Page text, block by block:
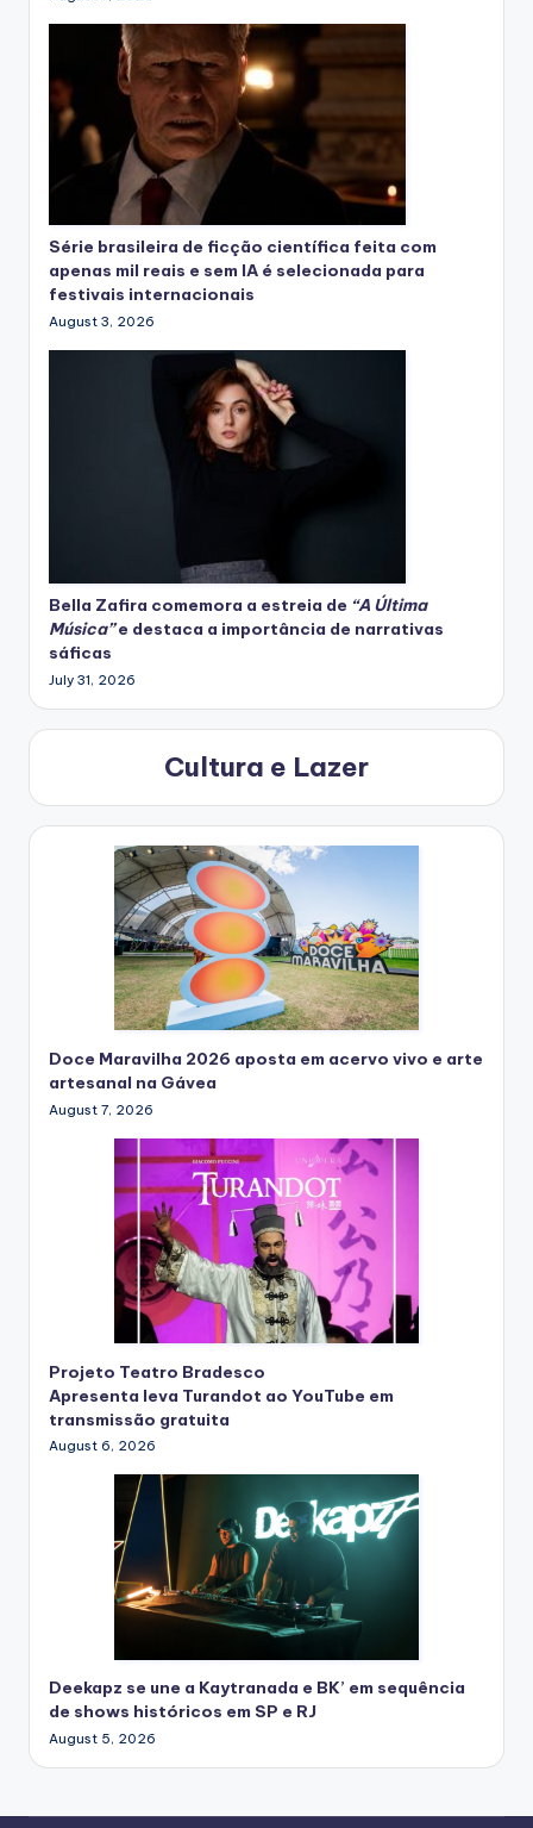
Série brasileira de ficção científica feita com
apenas mil reais e sem IA é selecionada para
festivais internacionais
August 3, 2026
Bella Zafira comemora a estreia de “A Última
Música”e destaca a importância de narrativas
sáficas
July 31, 2026
Cultura e Lazer
Doce Maravilha 2026 aposta em acervo vivo e arte
artesanal na Gávea
August 7, 2026
Projeto Teatro Bradesco
Apresenta leva Turandot ao YouTube em
transmissão gratuita
August 6, 2026
Deekapz se une a Kaytranada e BK’ em sequência
de shows históricos em SP e RJ
August 5, 2026